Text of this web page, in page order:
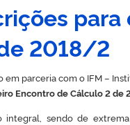
2018/2
parceria com o IFM –
Encontro de Cálculo 2de
sendo de extrema